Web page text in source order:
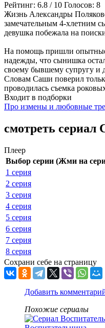
Рейтинг: 6.8 / 10 Голосов: 8
Жизнь Александры
замечательным 4-хлетним
девушка побежала на
На помощь пришли опытные
надежды, что сынишка
своему бывшему супругу и
Словам Саши поверил
проводилась съемка
Входит в подборки
Про измены и любовные
смотреть сериал
Плеер
Выбор серии (Жми на
1 серия
2 серия
3 серия
4 серия
5 серия
6 серия
7 серия
8 серия
Сохрани себе на страницу
Добавить
Похожие сериалы